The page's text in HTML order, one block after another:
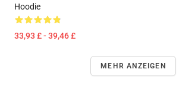
Hoodie
33,93 £ - 39,46 £
MEHR ANZEIGEN